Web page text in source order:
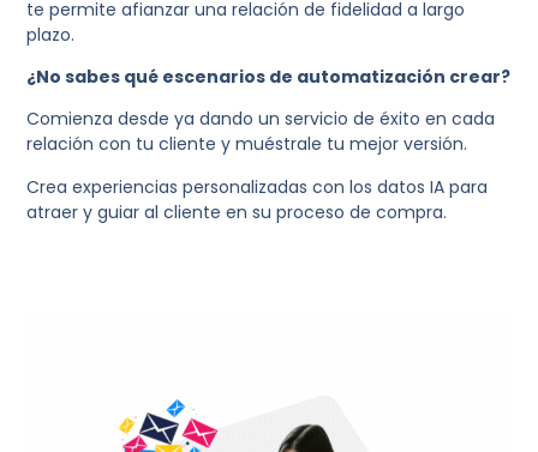
te permite afianzar una relación de fidelidad a largo
plazo.
¿No sabes qué escenarios de automatización crear?
Comienza desde ya dando un servicio de éxito en cada
relación con tu cliente y muéstrale tu mejor versión.
Crea experiencias personalizadas con los datos IA para
atraer y guiar al cliente en su proceso de compra.